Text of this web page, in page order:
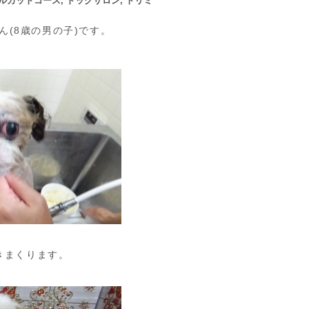
(8歳の男の子)です。
くります。